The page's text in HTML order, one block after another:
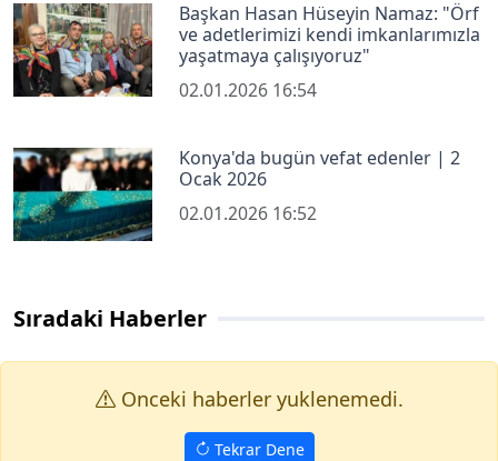
Başkan Hasan Hüseyin Namaz: "Örf
ve adetlerimizi kendi imkanlarımızla
yaşatmaya çalışıyoruz"
02.01.2026 16:54
Konya'da bugün vefat edenler | 2
Ocak 2026
02.01.2026 16:52
Sıradaki Haberler
Onceki haberler yuklenemedi.
Tekrar Dene